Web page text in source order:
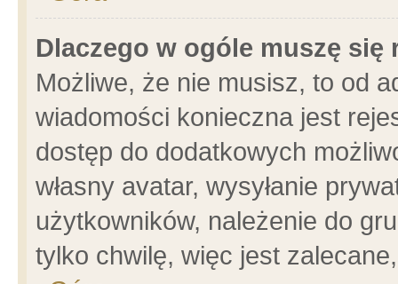
Dlaczego w ogóle muszę się
Możliwe, że nie musisz, to od
wiadomości konieczna jest
dostęp do dodatkowych
własny avatar, wysyłanie
użytkowników, należenie do
tylko chwilę, więc jest